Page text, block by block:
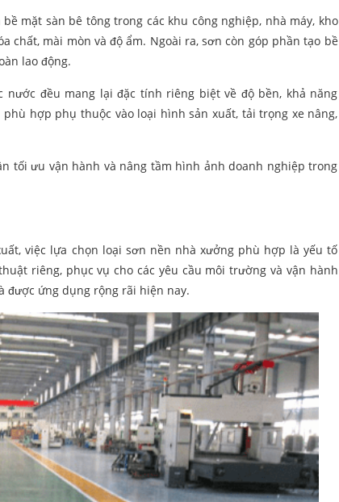
mặt sàn bê tông trong các khu công nghiệp, nhà máy, kho
chất, mài mòn và độ ẩm. Ngoài ra, sơn còn góp phần tạo bề
lao động.
nước đều mang lại đặc tính riêng biệt về độ bền, khả năng
hợp phụ thuộc vào loại hình sản xuất, tải trọng xe nâng,
tối ưu vận hành và nâng tầm hình ảnh doanh nghiệp trong
việc lựa chọn loại sơn nền nhà xưởng phù hợp là yếu tố
riêng, phục vụ cho các yêu cầu môi trường và vận hành
được ứng dụng rộng rãi hiện nay.